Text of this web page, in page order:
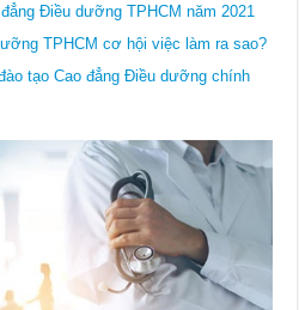
Điều dưỡng TPHCM năm 2021
TPHCM cơ hội việc làm ra sao?
tạo Cao đẳng Điều dưỡng chính